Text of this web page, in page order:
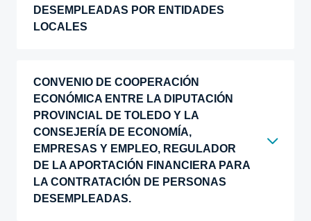
DESEMPLEADAS POR ENTIDADES
LOCALES
CONVENIO DE COOPERACIÓN
ECONÓMICA ENTRE LA DIPUTACIÓN
PROVINCIAL DE TOLEDO Y LA
CONSEJERÍA DE ECONOMÍA,
EMPRESAS Y EMPLEO, REGULADOR
DE LA APORTACIÓN FINANCIERA PARA
LA CONTRATACIÓN DE PERSONAS
DESEMPLEADAS.